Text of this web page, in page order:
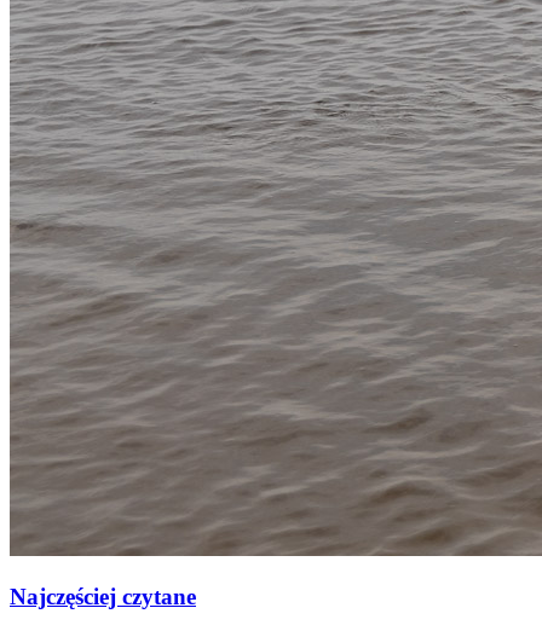
Najczęściej czytane